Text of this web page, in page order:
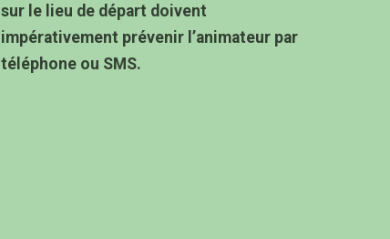
sur le lieu de départ doivent
impérativement prévenir l’animateur par
téléphone ou SMS.